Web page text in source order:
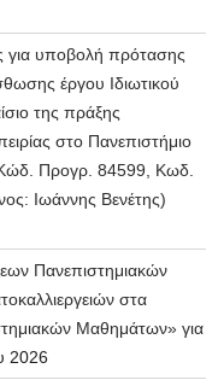
υποβολή πρότασης
έργου Ιδιωτικού
της πράξης
στο Πανεπιστήμιο
Προγρ. 84599, Κωδ.
Ιωάννης Βενέτης)
Πανεπιστημιακών
στα
Μαθημάτων» για
2026